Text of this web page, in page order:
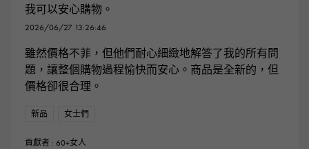
我可以安心購物。
2026/06/27 13:26:46
雖然價格不菲，但他們耐心細緻地解答了我的所有問
題，讓整個購物過程愉快而安心。商品是全新的，但
價格卻很合理。
新品 女士們
貢獻者 : 60+女人